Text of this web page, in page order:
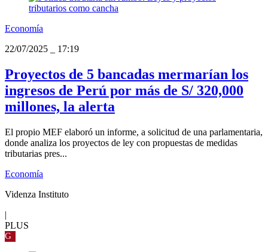
Economía
22/07/2025
17:19
Proyectos de 5 bancadas mermarían los
ingresos de Perú por más de S/ 320,000
millones, la alerta
El propio MEF elaboró un informe, a solicitud de una parlamentaria,
donde analiza los proyectos de ley con propuestas de medidas
tributarias pres...
Economía
Videnza Instituto
|
PLUS
G